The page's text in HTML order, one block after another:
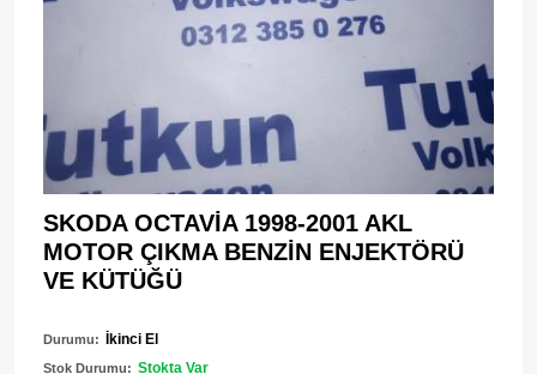
SKODA OCTAVİA 1998-2001 AKL
MOTOR ÇIKMA BENZİN ENJEKTÖRÜ
VE KÜTÜĞÜ
Durumu: İkinci El
Stok Durumu: Stokta Var